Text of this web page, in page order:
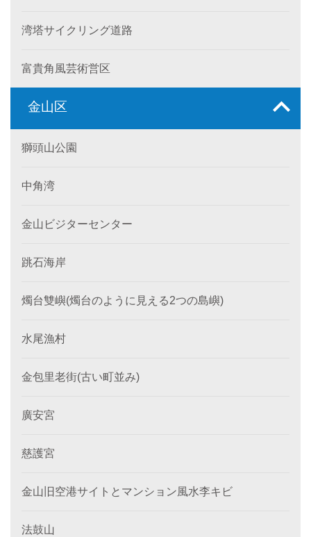
湾塔サイクリング道路
富貴角風芸術営区
金山区
獅頭山公園
中角湾
金山ビジターセンター
跳石海岸
燭台雙嶼(燭台のように見える2つの島嶼)
水尾漁村
金包里老街(古い町並み)
廣安宮
慈護宮
金山旧空港サイトとマンション風水李キビ
法鼓山